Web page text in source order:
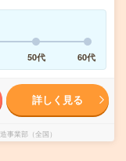
50代 60代
詳しく見る
業部（全国）